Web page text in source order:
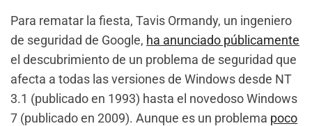
Para rematar la fiesta, Tavis Ormandy, un ingeniero
de seguridad de Google, ha anunciado públicamente
el descubrimiento de un problema de seguridad que
afecta a todas las versiones de Windows desde NT
3.1 (publicado en 1993) hasta el novedoso Windows
7 (publicado en 2009). Aunque es un problema poco